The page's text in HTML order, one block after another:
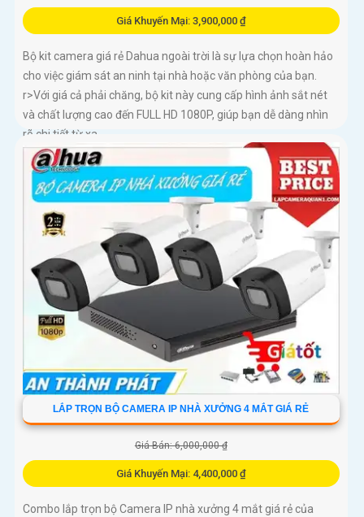
Giá Khuyến Mại: 3,900,000 ₫
Bộ kit camera giá rẻ Dahua ngoài trời là sự lựa chọn hoàn hảo
cho việc giám sát an ninh tại nhà hoặc văn phòng của bạn.
r>Với giá cả phải chăng, bộ kit này cung cấp hình ảnh sắt nét
và chất lượng cao đến FULL HD 1080P, giúp bạn dễ dàng nhìn
rõ chi tiết từ xa
LẮP TRỌN BỘ CAMERA IP NHÀ XƯỞNG 4 MẮT GIÁ RẺ
Giá Bán: 6,000,000 ₫
Giá Khuyến Mại: 4,400,000 ₫
Combo lắp trọn bộ Camera IP nhà xưởng 4 mắt giá rẻ của